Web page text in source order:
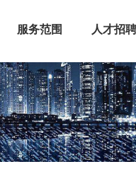
服务范围 人才招聘